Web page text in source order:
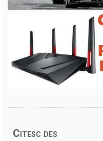
Citesc des